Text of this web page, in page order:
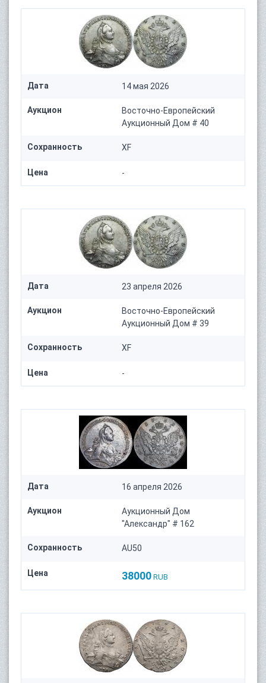
Дата 14 мая 2026
Аукцион
Восточно-Европейский
Аукционный Дом # 40
Сохранность XF
Цена -
Дата 23 апреля 2026
Аукцион
Восточно-Европейский
Аукционный Дом # 39
Сохранность XF
Цена -
Дата 16 апреля 2026
Аукцион
Аукционный Дом
"Александр" # 162
Сохранность AU50
Цена 38000 RUB